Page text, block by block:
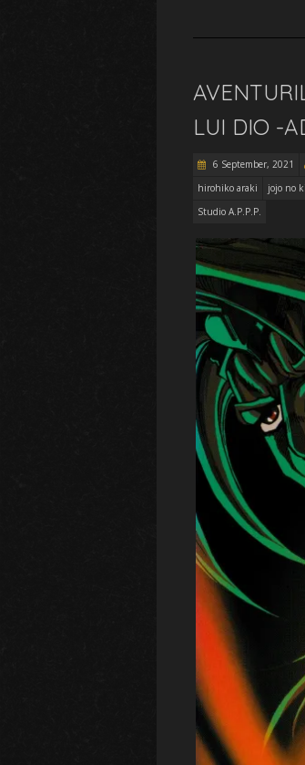
LUI DIO -
6 September, 2021
hirohiko araki
jojo no
Studio A.P.P.P.